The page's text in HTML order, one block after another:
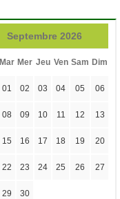
Septembre 2026
Mar Mer Jeu Ven Sam Dim
01 02 03 04 05 06
08 09 10 11 12 13
15 16 17 18 19 20
22 23 24 25 26 27
29 30